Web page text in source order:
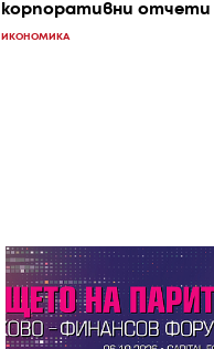
корпоративни отчети
ИКОНОМИКА